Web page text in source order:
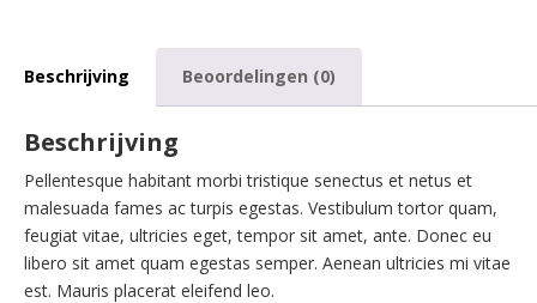
Beschrijving Beoordelingen (0)
Beschrijving
Pellentesque habitant morbi tristique senectus et netus et
malesuada fames ac turpis egestas. Vestibulum tortor quam,
feugiat vitae, ultricies eget, tempor sit amet, ante. Donec eu
libero sit amet quam egestas semper. Aenean ultricies mi vitae
est. Mauris placerat eleifend leo.